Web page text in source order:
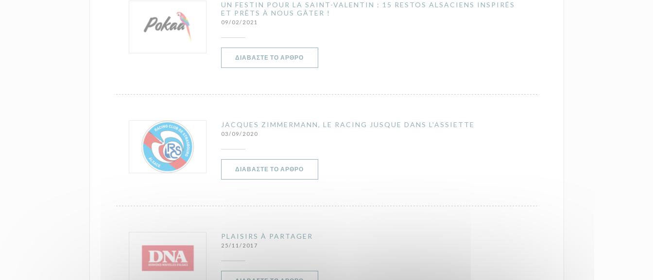
UN FESTIN POUR LA SAINT-VALENTIN : 15 RESTOS ALSACIENS INSPIRÉS
ET PRÊTS À NOUS GÂTER !
09/02/2021
ΔΙΑΒΆΣΤΕ ΤΟ ΆΡΘΡΟ
JACQUES ZIMMERMANN, LE RACING JUSQUE DANS L'ASSIETTE
03/09/2020
ΔΙΑΒΆΣΤΕ ΤΟ ΆΡΘΡΟ
PLAISIRS À PARTAGER
25/11/2017